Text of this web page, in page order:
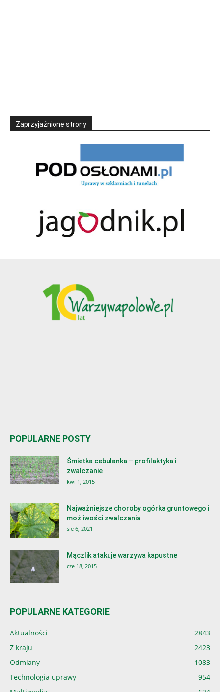
Zaprzyjaźnione strony
POPULARNE POSTY
Śmietka cebulanka – profilaktyka i
zwalczanie
kwi 1, 2015
Najważniejsze choroby ogórka gruntowego i
możliwości zwalczania
sie 6, 2021
Mączlik atakuje warzywa kapustne
cze 18, 2015
POPULARNE KATEGORIE
Aktualności
2843
Z kraju
2423
Odmiany
1083
Technologia uprawy
954